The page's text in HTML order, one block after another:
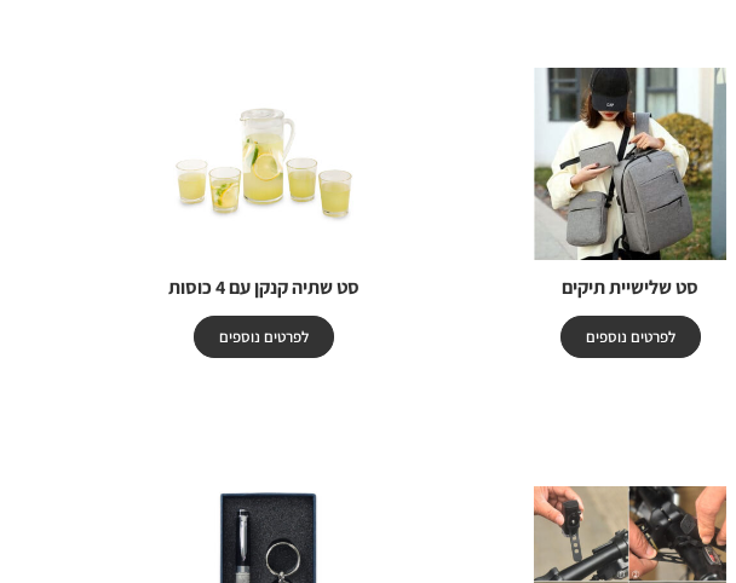
סט שלישיית תיקים
לפרטים נוספים
סט שתיה קנקן עם 4 כוסות
לפרטים נוספים